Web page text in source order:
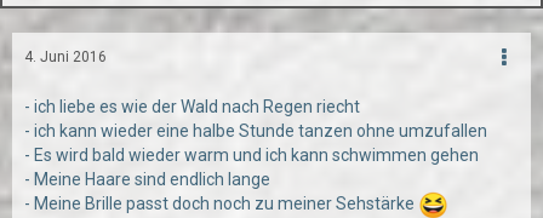
4. Juni 2016
- ich liebe es wie der Wald nach Regen riecht
- ich kann wieder eine halbe Stunde tanzen ohne umzufallen
- Es wird bald wieder warm und ich kann schwimmen gehen
- Meine Haare sind endlich lange
- Meine Brille passt doch noch zu meiner Sehstärke